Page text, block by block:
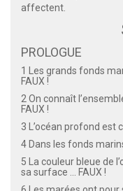
affectent.
PROLOGUE
1 Les grands fonds
FAUX !
2 On connaît
FAUX !
3 L’océan profond est
4 Dans les fonds
5 La couleur bleue de
sa surface ... FAUX !